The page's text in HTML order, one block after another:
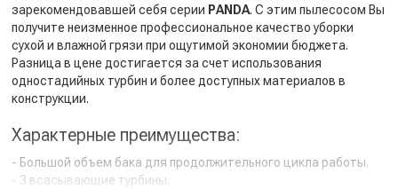
зарекомендовавшей себя серии PANDA. С этим пылесосом Вы
получите неизменное профессиональное качество уборки
сухой и влажной грязи при ощутимой экономии бюджета.
Разница в цене достигается за счет использования
одностадийных турбин и более доступных материалов в
конструкции.
Характерные преимущества:
- Большой объем бака для продолжительного цикла работы.
- 3 всасывающие турбины.